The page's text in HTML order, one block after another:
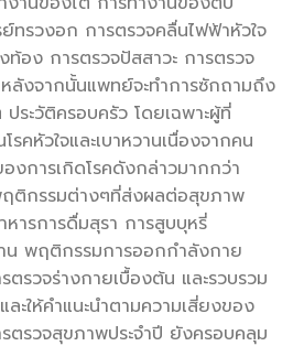
ย์ทรวงอก การตรวจคลื่นไฟฟ้าหัวใจ
ท้อง การตรวจปัสสาวะ การตรวจ
ลังจากนั้นแพทย์จะทำการซักถามถึง
ระวัติครอบครัว โดยเฉพาะผู้ที่
รคหัวใจและเบาหวานเนื่องจากคน
งการเกิดโรคดังกล่าวมากกว่า
ติกรรมต่างๆที่ส่งผลต่อสุขภาพ
ารการดื่มสุรา การสูบบุหรี่
น พฤติกรรมการออกกำลังกาย
ตรวจร่างกายเบื้องต้น และรวบรวม
ะให้คำแนะนำตามความเสี่ยงของ
ตรวจสุขภาพประจำปี ยังครอบคลุม